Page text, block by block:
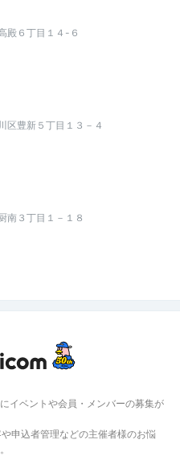
殿６丁目１４-６
区豊新５丁目１３－４
南３丁目１－１８
イベントや会員・メンバーの募集が
申込者管理などの主催者様のお悩